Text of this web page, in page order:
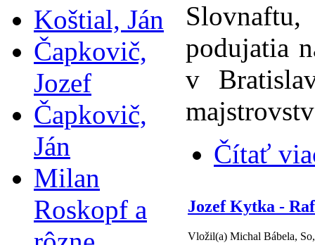
Koštial, Ján
Čapkovič,
Jozef
Čapkovič,
Ján
Milan
Roskopf a
podujatia
v
Čítať
Jozef Kytka -
Vložil(a) Michal Bábela,